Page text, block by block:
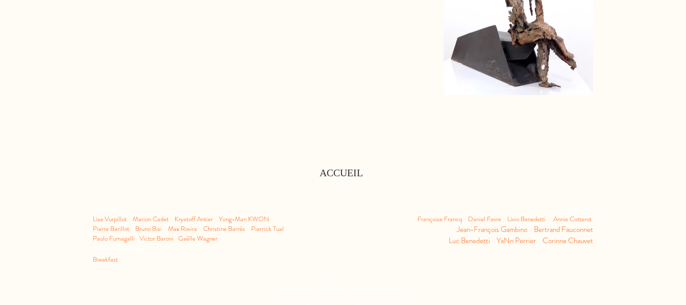
ACCUEIL
Lise Vurpillot Marion Cadet Krystoff Antier
Yong-Man KWON
Pierre Barillot
Bruno Bisi Max Rovira Christine Barrès Pierrick Tual
Paolo Fumagalli Victor Baroni Gaëlle Wagner
Breakfast
Françoise Francq Daniel Favre Livio Benedetti Annie Cotterot
-Jean-François Gambino
Bertrand Fauconnet
Luc Benedetti
YaNn Perrier Corinne Chauvet